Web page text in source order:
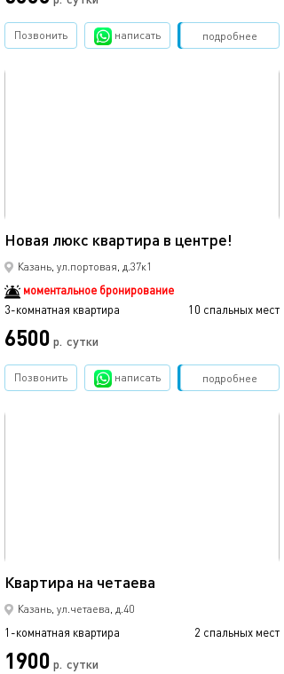
подробнее
Позвонить написать Забронировать
Новая люкс квартира в центре!
Казань, ул.портовая, д.37к1
моментальное бронирование
3-комнатная квартира
10 спальных мест
6500 р. сутки
подробнее
Позвонить написать Забронировать
Квартира на четаева
Казань, ул.четаева, д.40
1-комнатная квартира 2 спальных мест
1900 р. сутки